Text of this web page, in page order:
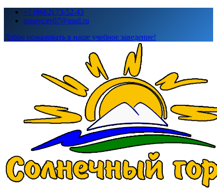
Перейти+7 (8662) 73-52-43
sunnycity07@mail.ru
Добро пожаловать в наше учебное заведение!